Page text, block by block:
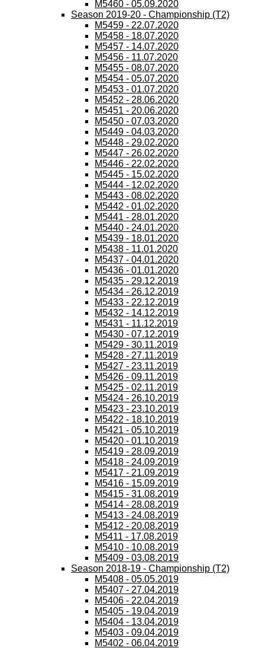
M5460 - 05.09.2020
Season 2019-20 - Championship (T2)
M5459 - 22.07.2020
M5458 - 18.07.2020
M5457 - 14.07.2020
M5456 - 11.07.2020
M5455 - 08.07.2020
M5454 - 05.07.2020
M5453 - 01.07.2020
M5452 - 28.06.2020
M5451 - 20.06.2020
M5450 - 07.03.2020
M5449 - 04.03.2020
M5448 - 29.02.2020
M5447 - 26.02.2020
M5446 - 22.02.2020
M5445 - 15.02.2020
M5444 - 12.02.2020
M5443 - 08.02.2020
M5442 - 01.02.2020
M5441 - 28.01.2020
M5440 - 24.01.2020
M5439 - 18.01.2020
M5438 - 11.01.2020
M5437 - 04.01.2020
M5436 - 01.01.2020
M5435 - 29.12.2019
M5434 - 26.12.2019
M5433 - 22.12.2019
M5432 - 14.12.2019
M5431 - 11.12.2019
M5430 - 07.12.2019
M5429 - 30.11.2019
M5428 - 27.11.2019
M5427 - 23.11.2019
M5426 - 09.11.2019
M5425 - 02.11.2019
M5424 - 26.10.2019
M5423 - 23.10.2019
M5422 - 18.10.2019
M5421 - 05.10.2019
M5420 - 01.10.2019
M5419 - 28.09.2019
M5418 - 24.09.2019
M5417 - 21.09.2019
M5416 - 15.09.2019
M5415 - 31.08.2019
M5414 - 28.08.2019
M5413 - 24.08.2019
M5412 - 20.08.2019
M5411 - 17.08.2019
M5410 - 10.08.2019
M5409 - 03.08.2019
Season 2018-19 - Championship (T2)
M5408 - 05.05.2019
M5407 - 27.04.2019
M5406 - 22.04.2019
M5405 - 19.04.2019
M5404 - 13.04.2019
M5403 - 09.04.2019
M5402 - 06.04.2019